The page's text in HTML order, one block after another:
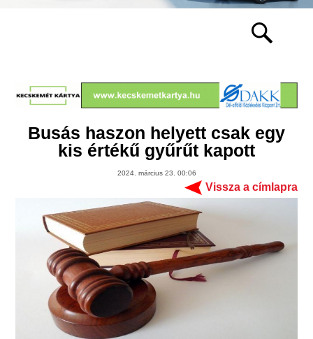
Busás haszon helyett csak egy
kis értékű gyűrűt kapott
2024. március 23. 00:06
Vissza a címlapra